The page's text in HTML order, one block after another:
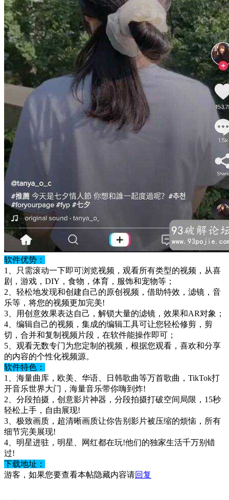
软件优势：
1、只需滚动一下即可浏览视频，观看所有类型的视频，从喜
剧，游戏，DIY，食物，体育，服饰和宠物等；
2、轻松地发现和创建自己的原创视频，借助特效，滤镜，音
乐等，将您的视频更加完美!
3、用创意效果表达自己，解锁大量的滤镜，效果和AR对象；
4、编辑自己的视频，集成的编辑工具可让您轻松修剪，剪
切，合并和复制视频片段，在软件能操作即可；
5、观看无数专门为您定制的视频，根据您观看，喜欢和分享
的内容的个性化视频源。
软件特色：
1、海量曲库，欧美、华语、日韩歌曲等万首歌曲，TikTok打
开音乐世界大门，海量音乐带你嗨到炸!
2、分段拍摄，创意影片神器，分段拍摄打破空间局限，15秒
轻松上手，自由展现!
3、极致画质，超清晰画质让你告别影片被压缩的烦恼，所有
细节完美展现!
4、明星进驻，明星、网红都在玩!他们的独家生活千万别错
过!
下载地址：
游客，如果您要查看本帖隐藏内容请回复